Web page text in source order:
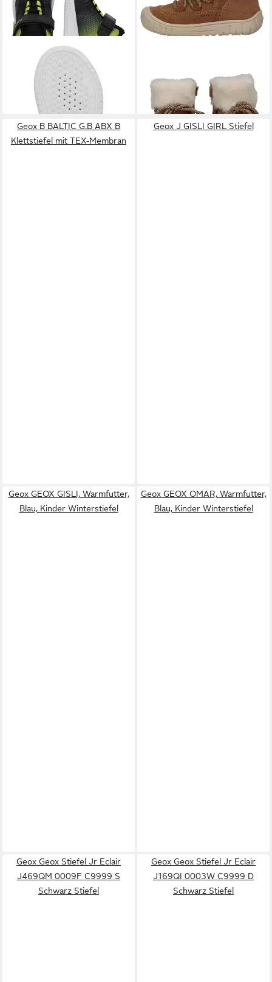
ILLUMINUS Sneaker (1-tlg)
ab 53,91 € UVP
64,95 €
(53,91 €/ 1 Paar)
81,99 €
Geox B BALTIC G.B ABX B
Klettstiefel mit TEX-Membran
Geox J GISLI GIRL Stiefel
Geox GEOX GISLI, Warmfutter,
Blau, Kinder Winterstiefel
Geox GEOX OMAR, Warmfutter,
Blau, Kinder Winterstiefel
Geox Geox Stiefel Jr Eclair
J469QM 0009F C9999 S
Schwarz Stiefel
Geox Geox Stiefel Jr Eclair
J169QI 0003W C9999 D
Schwarz Stiefel